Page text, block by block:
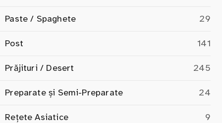
Paste / Spaghete 29
Post 141
Prăjituri / Desert 245
Preparate și Semi-Preparate 24
Rețete Asiatice 9